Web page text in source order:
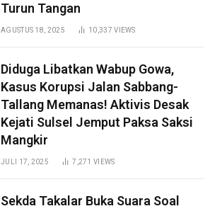
Turun Tangan
AGUSTUS 18, 2025 10,337VIEWS
Diduga Libatkan Wabup Gowa,
Kasus Korupsi Jalan Sabbang-
Tallang Memanas! Aktivis Desak
Kejati Sulsel Jemput Paksa Saksi
Mangkir
JULI 17, 2025 7,271VIEWS
Sekda Takalar Buka Suara Soal